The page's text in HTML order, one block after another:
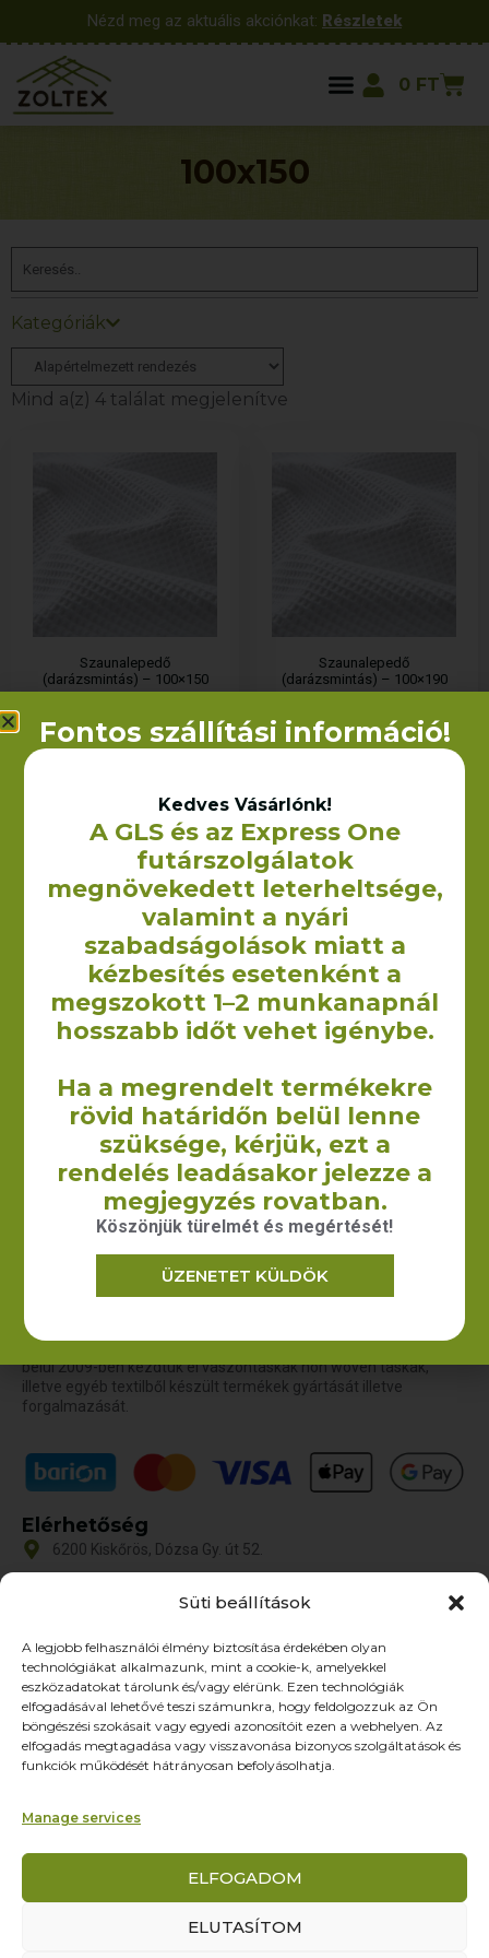
Süti beállítások
A legjobb felhasználói élmény biztosítása érdekében olyan
technológiákat alkalmazunk, mint a cookie-k, amelyekkel
eszközadatokat tárolunk és/vagy elérünk. Ezen technológiák
elfogadásával lehetővé teszi számunkra, hogy feldolgozzuk az Ön
böngészési szokásait vagy egyedi azonosítóit ezen a webhelyen. Az
elfogadás megtagadása vagy visszavonása bizonyos szolgáltatások és
funkciók működését hátrányosan befolyásolhatja.
Manage services
ELFOGADOM
ELUTASÍTOM
Nézd meg az aktuális akciónkat: Részletek
0 FT
100x150
Kategóriák
Mind a(z) 4 találat megjelenítve
Szaunalepedő
(darázsmintás) – 100×150
cm
1 289Ft Ft
+ÁFA
Szaunalepedő
(darázsmintás) – 100×190
cm
2 490 +ÁFA
(darázsmintás) – 75×200 cm
2 375Ft +ÁFA
KOSÁRBA TESZEM
Szaunalepedő (vászon) –
100×150 cm
805 Ft 3 302Ft +ÁFA
OPCIÓK VÁLASZTÁSA
belül 2009-ben kezdtük el vászontáskák non woven táskák,
illetve egyéb textilből készült termékek gyártását illetve
forgalmazását.
Elérhetőség
6200 Kiskőrös, Dózsa Gy. út 52.
Nyitvatartás
Hétfő-Péntek: 9:00-17:00
SZ–V: ZÁRVA
Oldalak
Termékek
Referenciák
Partnereknek
Fontos szállítási információ!
Kedves Vásárlónk!
A GLS és az Express One
futárszolgálatok
megnövekedett leterheltsége,
valamint a nyári
szabadságolások miatt a
kézbesítés esetenként a
megszokott 1–2 munkanapnál
hosszabb időt vehet igénybe.
Ha a megrendelt termékekre
rövid határidőn belül lenne
szüksége, kérjük, ezt a
rendelés leadásakor jelezze a
megjegyzés rovatban.
Köszönjük türelmét és megértését!
ÜZENETET KÜLDÖK